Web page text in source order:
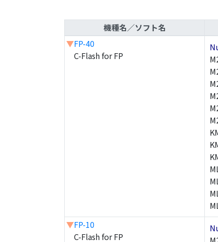
機種名／ソフト名
▼FP-40
C-Flash for FP
▼FP-10
C-Flash for FP